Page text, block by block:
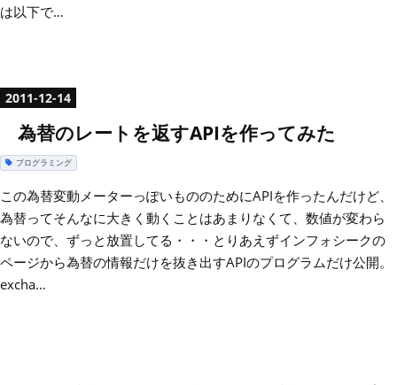
は以下で…
2011-12-14
為替のレートを返すAPIを作ってみた
プログラミング
この為替変動メーターっぽいもののためにAPIを作ったんだけど、
為替ってそんなに大きく動くことはあまりなくて、数値が変わら
ないので、ずっと放置してる・・・とりあえずインフォシークの
ページから為替の情報だけを抜き出すAPIのプログラムだけ公開。
excha…